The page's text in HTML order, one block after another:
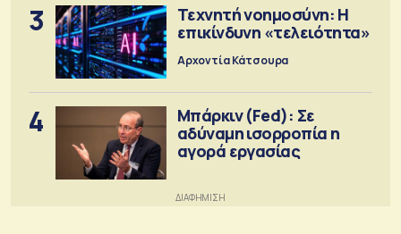
3
Τεχνητή νοημοσύνη: Η
επικίνδυνη «τελειότητα»
Αρχοντία Κάτσουρα
4
Μπάρκιν (Fed): Σε
αδύναμη ισορροπία η
αγορά εργασίας